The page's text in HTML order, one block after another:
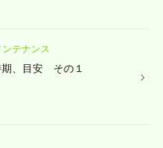
テナンス
期、目安 その１